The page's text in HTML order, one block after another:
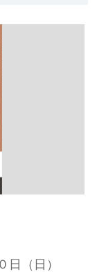
（日）